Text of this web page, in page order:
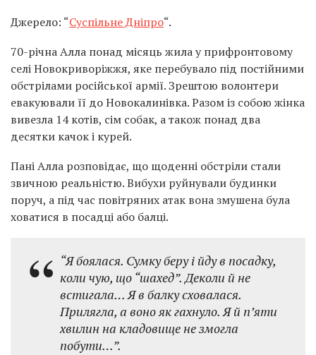
Джерело: “Суспільне Дніпро“.
70-річна Алла понад місяць жила у прифронтовому
селіНовокриворіжжя, яке перебувало під постійними
обстрілами російської армії. Зрештою волонтери
евакуювали її доНовокалинівка. Разом із собою жінка
вивезла 14 котів, сім собак, а також понад два
десятки качок і курей.
Пані Алла розповідає, що щоденні обстріли стали
звичною реальністю. Вибухи руйнували будинки
поруч, а під час повітряних атак вона змушена була
ховатися в посадці або балці.
“Я боялася. Сумку беру і йду в посадку,
коли чую, що “шахед”. Деколи й не
встигала… Я в балку сховалася.
Прилягла, а воно як гахнуло. Я й п’яти
хвилин на кладовище не змогла
побути…”.